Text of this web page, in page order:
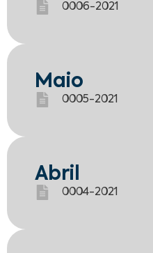
0006-2021
Maio
0005-2021
Abril
0004-2021